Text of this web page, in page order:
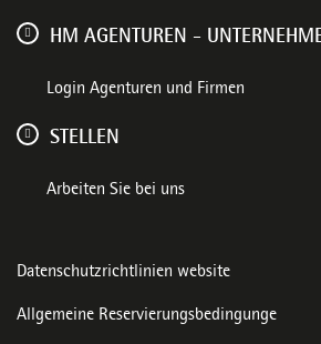
HM AGENTUREN -
Login Agenturen und Firmen
STELLEN
Arbeiten Sie bei uns
Datenschutzrichtlinien website
Allgemeine Reservierungsbedingunge